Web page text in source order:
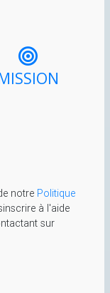
notre Politique
à l'aide
sur